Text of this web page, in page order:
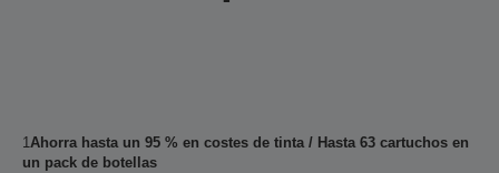
1Ahorra hasta un 95 % en costes de tinta / Hasta 63 cartuchos en
un pack de botellas